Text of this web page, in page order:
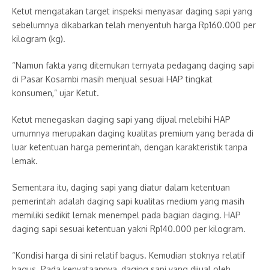
Ketut mengatakan target inspeksi menyasar daging sapi yang
sebelumnya dikabarkan telah menyentuh harga Rp160.000 per
kilogram (kg).
“Namun fakta yang ditemukan ternyata pedagang daging sapi
di Pasar Kosambi masih menjual sesuai HAP tingkat
konsumen,” ujar Ketut.
Ketut menegaskan daging sapi yang dijual melebihi HAP
umumnya merupakan daging kualitas premium yang berada di
luar ketentuan harga pemerintah, dengan karakteristik tanpa
lemak.
Sementara itu, daging sapi yang diatur dalam ketentuan
pemerintah adalah daging sapi kualitas medium yang masih
memiliki sedikit lemak menempel pada bagian daging. HAP
daging sapi sesuai ketentuan yakni Rp140.000 per kilogram.
“Kondisi harga di sini relatif bagus. Kemudian stoknya relatif